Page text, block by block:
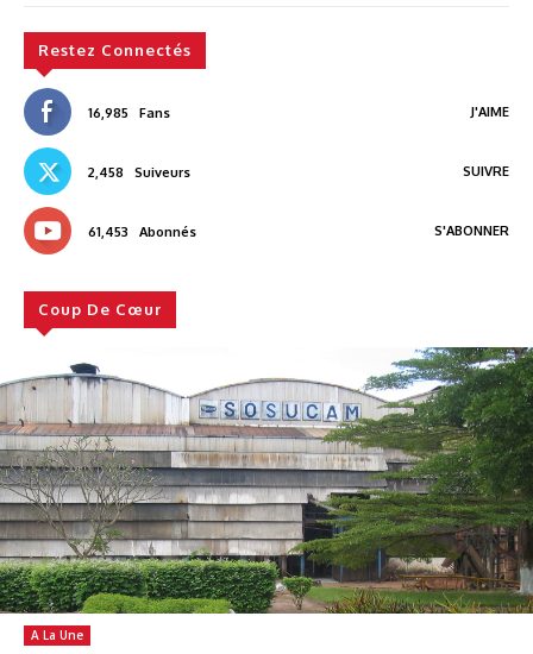
Restez Connectés
16,985 Fans J'AIME
2,458 Suiveurs SUIVRE
61,453 Abonnés S'ABONNER
Coup De Cœur
A La Une